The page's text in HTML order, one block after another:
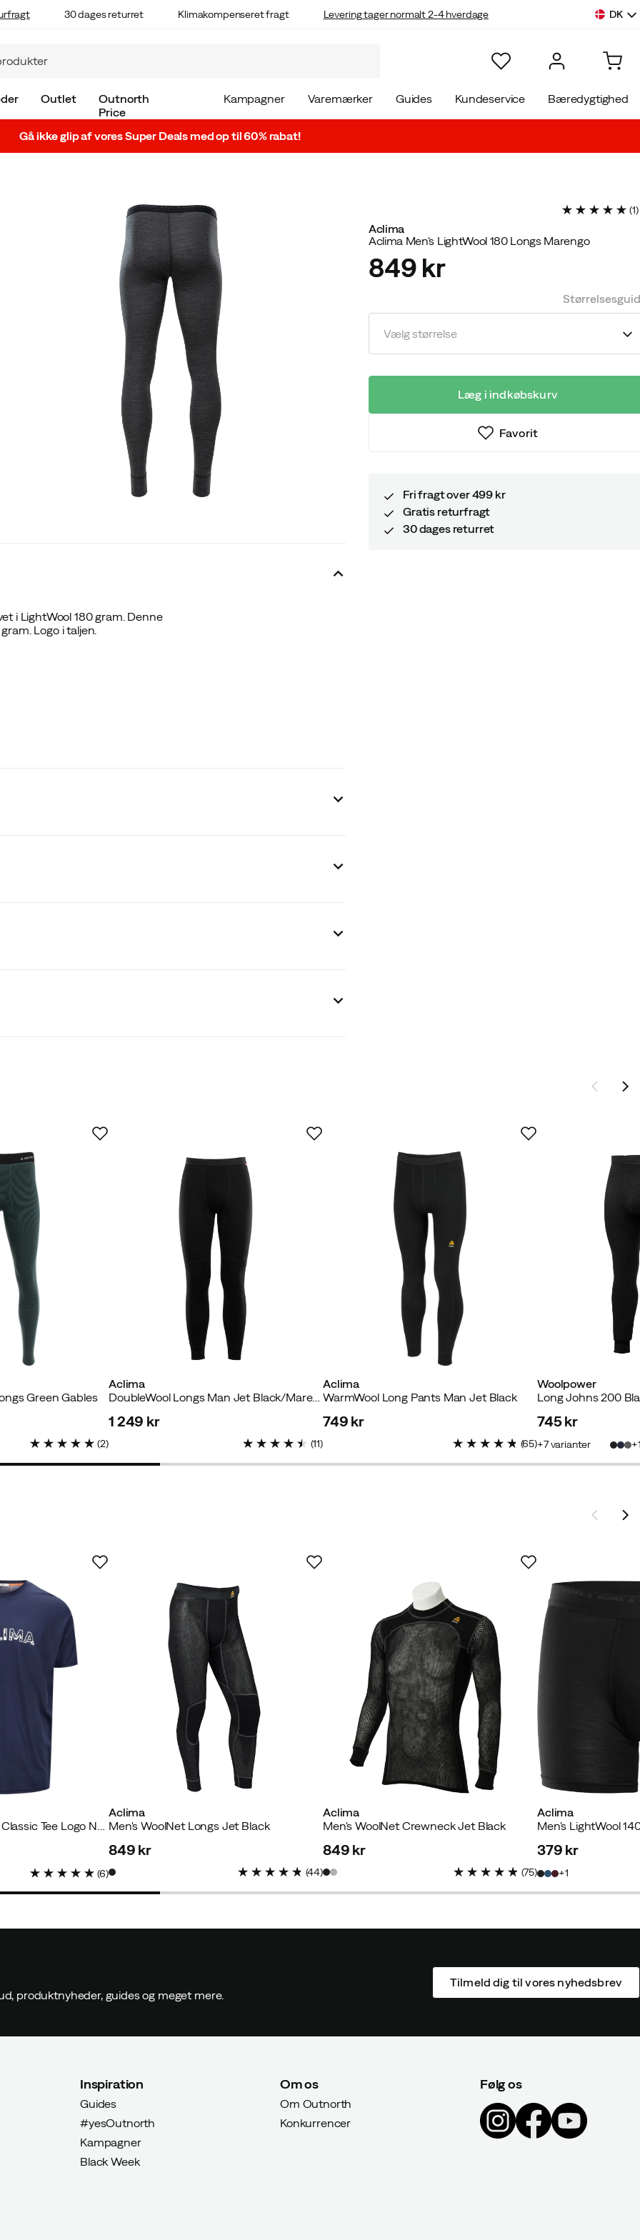
30 dages returret Klimakompenseret fragt Levering tager normalt 2-4 hverdage DK
Outlet
Outnorth
Price
Kampagner Varemærker Guides Kundeservice Bæredygtighed
Gå ikke glip af vores Super Deals med op til 60% rabat!
i LightWool 180 gram. Denne
Logo i taljen.
kendte mærkninger, der sikrer, at tekstiler ikke indeholder
køber
Verified by Trustvoice
(1)
Aclima
Aclima Men's LightWool 180 Longs Marengo
price
849 kr
Vælg størrelse
Læg i indkøbskurv
Favorit
Fri fragt over 499 kr
Gratis returfragt
30 dages returret
Green Gables
(2)
Aclima
DoubleWool Longs Man Jet Black/Marengo
1 249 kr
(11)
Aclima
WarmWool Long Pants Man Jet Black
749 kr
(65)
Woolpower
Long Johns 200
745 kr
7 varianter
Men's LightWool 140 Classic Tee Logo Navy Blazer
(6)
Aclima
Men's WoolNet Longs Jet Black
price
849 kr
(44)
Aclima
Men's WoolNet Crewneck Jet Black
price
849 kr
(75)
Aclima
Men's LightWool
379 kr
1
produktnyheder, guides og meget mere.
Tilmeld dig til vores nyhedsbrev
Inspiration
Guides
#yesOutnorth
Kampagner
Black Week
Om os
Om Outnorth
Konkurrencer
Følg os